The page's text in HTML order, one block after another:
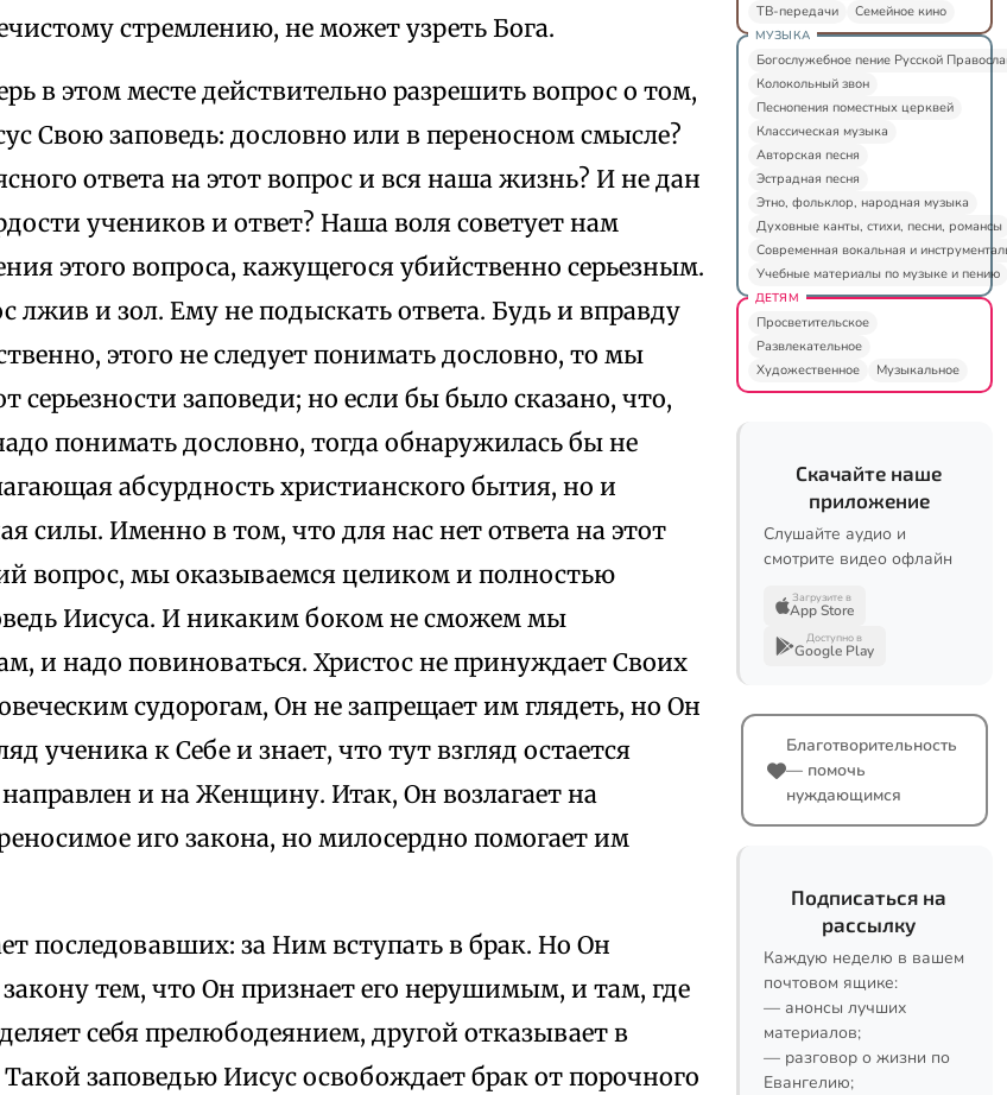
стремлению, не может узреть Бога.
в этом месте действительно разрешить вопрос о том,
Свою заповедь: дословно или в переносном смысле?
ответа на этот вопрос и вся наша жизнь? И не дан
учеников и ответ? Наша воля советует нам
этого вопроса, кажущегося убийственно серьезным.
лжив и зол. Ему не подыскать ответа. Будь и вправду
этого не следует понимать дословно, то мы
серьезности заповеди; но если бы было сказано, что,
понимать дословно, тогда обнаружилась бы не
абсурдность христианского бытия, но и
силы. Именно в том, что для нас нет ответа на этот
вопрос, мы оказываемся целиком и полностью
Иисуса. И никаким боком не сможем мы
и надо повиноваться. Христос не принуждает Своих
судорогам, Он не запрещает им глядеть, но Он
ученика к Себе и знает, что тут взгляд остается
и на Женщину. Итак, Он возлагает на
иго закона, но милосердно помогает им
последовавших: за Ним вступать в брак. Но Он
тем, что Он признает его нерушимым, и там, где
себя прелюбодеянием, другой отказывает в
заповедью Иисус освобождает брак от порочного
ТВ-передачи
Семейное кино
МУЗЫКА
Богослужебное пение Русской
Колокольный звон
Песнопения поместных церквей
Классическая музыка
Авторская песня
Эстрадная песня
Этно, фольклор, народная музыка
Духовные канты, стихи, песни, романсы
Современная вокальная и
Учебные материалы по музыке и пению
ДЕТЯМ
Просветительское
Развлекательное
Художественное
Музыкальное
Скачайте наше
приложение
Слушайте аудио и
смотрите видео офлайн
Загрузите в
App Store
Доступно в
Google Play
Благотворительность
— помочь
нуждающимся
Подписаться на
рассылку
Каждую неделю в вашем
почтовом ящике:
— анонсы лучших
материалов;
— разговор о жизни по
Евангелию;